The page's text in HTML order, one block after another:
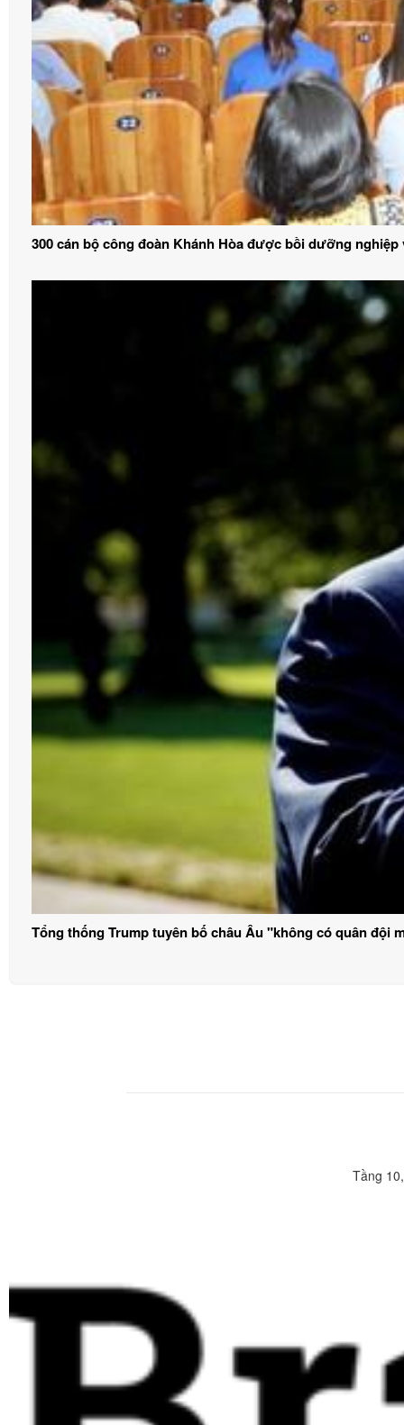
300 cán bộ công đoàn Khánh Hòa được bồi dưỡng
Tổng thống Trump tuyên bố châu Âu "không có quân đội
Tầng